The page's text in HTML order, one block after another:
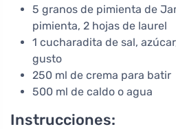
5 granos de pimienta de
pimienta, 2 hojas de laurel
1 cucharadita de sal,
gusto
250 ml de crema para batir
500 ml de caldo o agua
Instrucciones: